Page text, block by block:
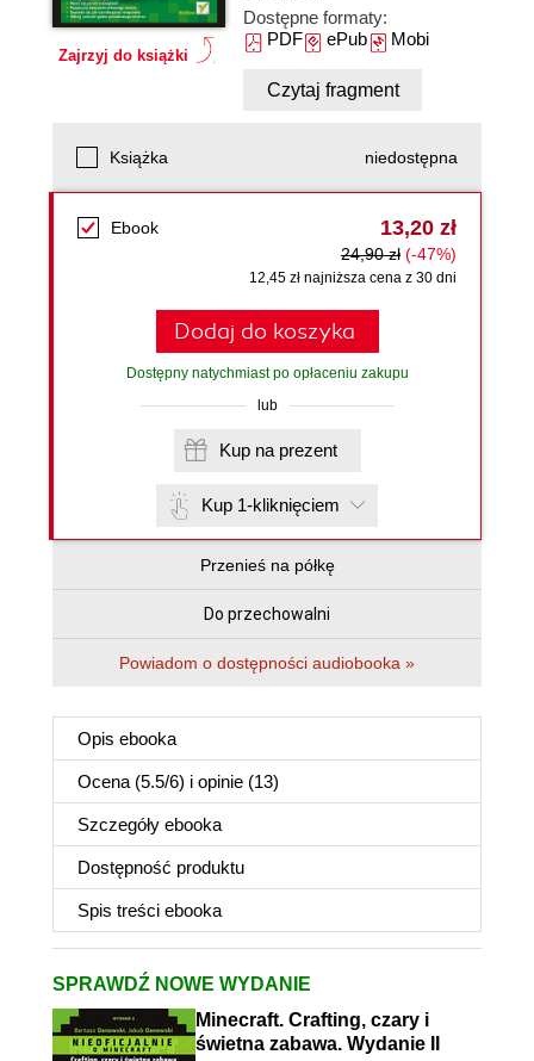
Zajrzyj do książki
Dostępne formaty:
PDFePubMobi
Czytaj fragment
Książka niedostępna
Ebook 13,20 zł
24,90 zł (-47%)
12,45 zł najniższa cena z 30 dni
Dodaj do koszyka
Dostępny natychmiast po opłaceniu zakupu
lub
Kup na prezent
Kup 1-kliknięciem
Przenieś na półkę
Do przechowalni
Powiadom o dostępności audiobooka »
Opis ebooka
Ocena (5.5/6) i opinie (13)
Szczegóły ebooka
Dostępność produktu
Spis treści ebooka
SPRAWDŹ NOWE WYDANIE
Minecraft. Crafting, czary i
świetna zabawa. Wydanie II